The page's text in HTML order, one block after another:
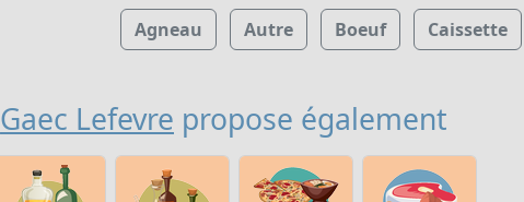
Agneau Autre Boeuf Caissette
Gaec Lefevre propose également